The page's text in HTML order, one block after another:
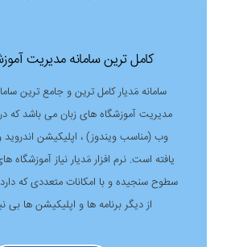
کامل ترین سامانه مدیریت
سامانه مَدیار کامل ترین و جامع ترین
وب (مناسب ویندوز) ، اپلیکیشن اندروید
یافته است. نرم افزار مَدیار نیاز آموزشگاه
سطوح سنجیده و با امکانات متعددی که
از دیگر برنامه ها و اپلیکیشن ها بی